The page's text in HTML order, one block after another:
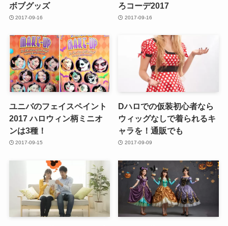
ボブグッズ
2017-09-16
ろコーデ2017
2017-09-16
ユニバのフェイスペイント
2017 ハロウィン柄ミニオ
ンは3種！
2017-09-15
Dハロでの仮装初心者なら
ウィッグなしで着られるキ
ャラを！通販でも
2017-09-09